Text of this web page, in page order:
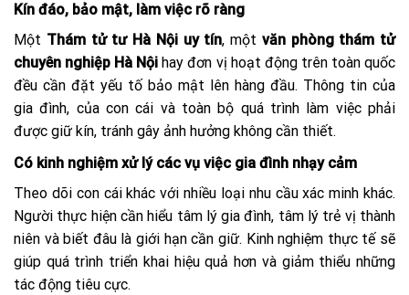
Kín đáo, bảo mật, làm việc rõ ràng
Một Thám tử tư Hà Nội uy tín, một văn phòng thám tử
chuyên nghiệp Hà Nội hay đơn vị hoạt động trên toàn quốc
đều cần đặt yếu tố bảo mật lên hàng đầu. Thông tin của
gia đình, của con cái và toàn bộ quá trình làm việc phải
được giữ kín, tránh gây ảnh hưởng không cần thiết.
Có kinh nghiệm xử lý các vụ việc gia đình nhạy cảm
Theo dõi con cái khác với nhiều loại nhu cầu xác minh khác.
Người thực hiện cần hiểu tâm lý gia đình, tâm lý trẻ vị thành
niên và biết đâu là giới hạn cần giữ. Kinh nghiệm thực tế sẽ
giúp quá trình triển khai hiệu quả hơn và giảm thiểu những
tác động tiêu cực.